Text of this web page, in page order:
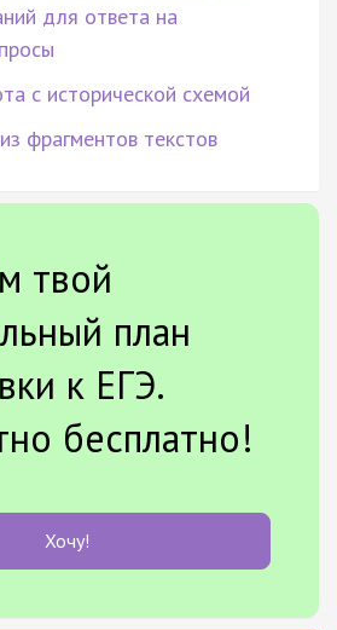
для ответа на
с исторической схемой
фрагментов текстов
твой
план
к ЕГЭ.
бесплатно!
Хочу!